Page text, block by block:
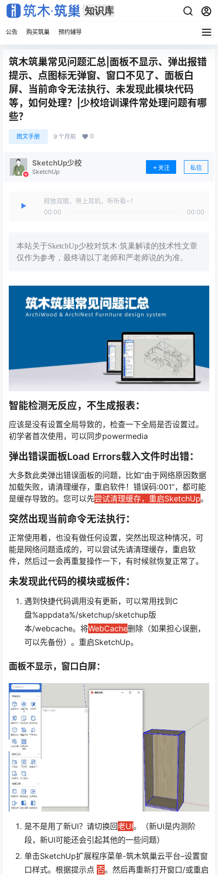
公告 购买筑巢 预约辅导
筑木筑巢常见问题汇总|面板不显示、弹出报错
提示、点图标无弹窗、窗口不见了、面板白
屏、当前命令无法执行、未发现此模块代码
等，如何处理？|少校培训课件常处理问题有哪
些？
图文手册 9 个月前 0
SketchUp少校
SketchUp
关注 私信
释放双眼，带上耳机，听听看~！
00:00
00:00
本站关于SketchUp少校对筑木·筑巢解读的技术性文章
仅作为参考，最终请以丁老师和严老师说的为准。
智能检测无反应，不生成报表：
应该是没有设置全局导致的，检查一下全局是否设置过。
初学者首次使用，可以同步powermedia
弹出错误面板Load Errors载入文件时出错：
大多数此类弹出错误面板的问题，比如“由于网络原因数据
加载失败，请清理缓存，重启软件！错误码:001”，都可能
是缓存导致的。您可以先尝试清理缓存，重启SketchUp。
突然出现当前命令无法执行：
正常使用着，也没有做任何设置，突然出现这种情况，可
能是网络问题造成的，可以尝试先请清理缓存，重启软
件，然后过一会再重复操作一下，有时候就恢复正常了。
未发现此代码的模块或板件：
遇到快捷代码调用没有更新，可以常用找到C
盘%appdata%/sketchup/sketchup版
本/webcache。将WebCache删除（如果担心误删，
可以先备份）。重启SketchUp。
面板不显示，窗口白屏：
是不是用了新UI？请切换回老UI。（新UI是内测阶
段，新UI可能还会引起其他的一些问题）
单击SketchUp扩展程序菜单-筑木筑巢云平台–设置窗
口样式。根据提示点 否。然后再重新打开窗口/或重启